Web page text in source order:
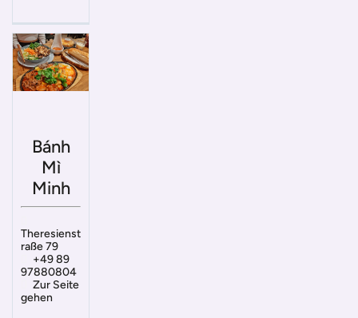
Bánh
Mì
Minh
Theresienst
raße 79
+49 89
97880804
Zur Seite
gehen